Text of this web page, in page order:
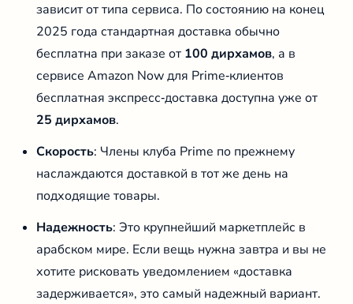
зависит от типа сервиса. По состоянию на конец
2025 года стандартная доставка обычно
бесплатна при заказе от 100 дирхамов, а в
сервисе Amazon Now для Prime‑клиентов
бесплатная экспресс‑доставка доступна уже от
25 дирхамов.
Скорость: Члены клуба Prime по прежнему
наслаждаются доставкой в тот же день на
подходящие товары.
Надежность: Это крупнейший маркетплейс в
арабском мире. Если вещь нужна завтра и вы не
хотите рисковать уведомлением «доставка
задерживается», это самый надежный вариант.